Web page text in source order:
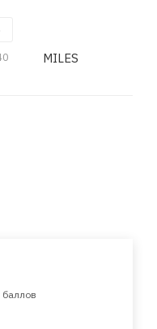
MILES
баллов